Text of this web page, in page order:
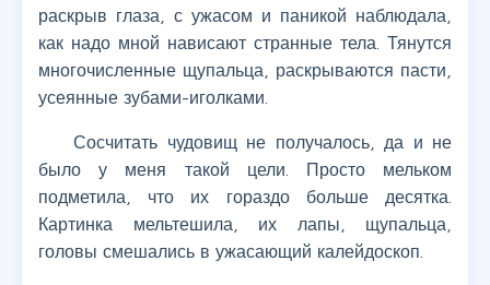
раскрыв глаза, с ужасом и паникой наблюдала,
как надо мной нависают странные тела. Тянутся
многочисленные щупальца, раскрываются пасти,
усеянные зубами-иголками.
Сосчитать чудовищ не получалось, да и не
было у меня такой цели. Просто мельком
подметила, что их гораздо больше десятка.
Картинка мельтешила, их лапы, щупальца,
головы смешались в ужасающий калейдоскоп.